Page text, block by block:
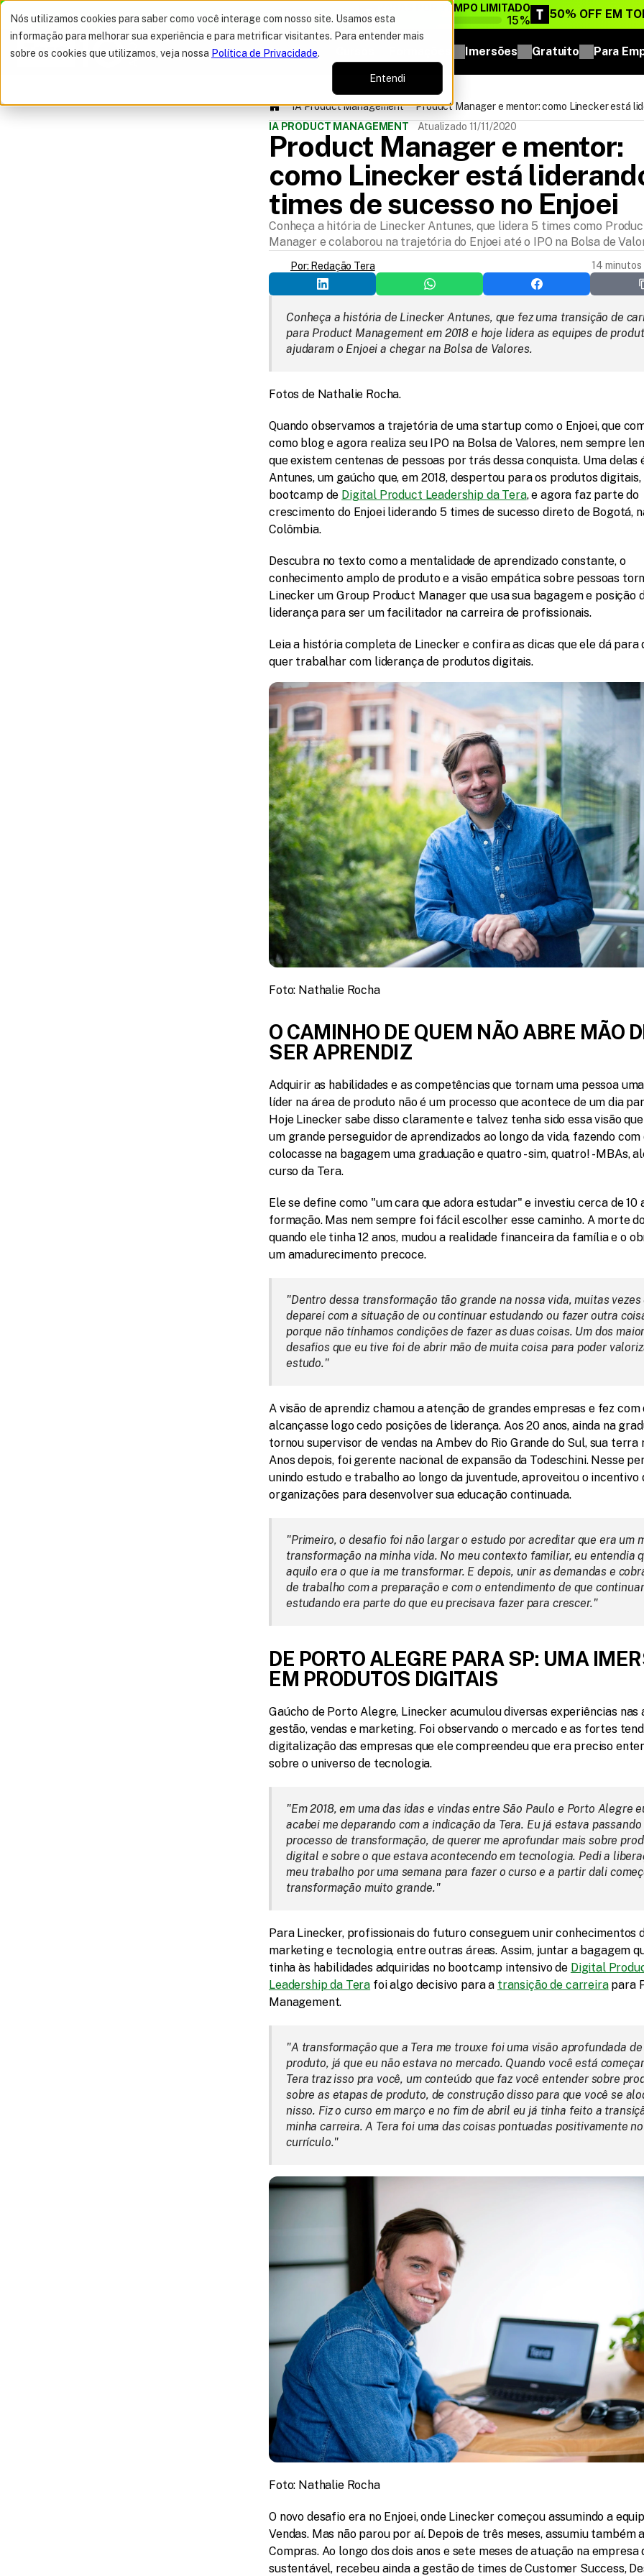
Nós utilizamos cookies para saber como você interage com nosso site. Usamos esta
informação para melhorar sua experiência e para metrificar visitantes. Para entender mais
sobre os cookies que utilizamos, veja nossa Política de Privacidade.
Entendi
Imersões Gratuito Para
MELHOR OFERTA DO ANO VAGAS POR TEMPO LIMITADO
15% 50% OFF EM
IA Product Management
Product Manager e mentor: como Linecker está
times de sucesso no Enjoei
IA PRODUCT MANAGEMENT Atualizado 11/11/2020
Product Manager e mentor:
como Linecker está
times de sucesso no Enjoei
Conheça a hitória de Linecker Antunes, que lidera 5 times como
Manager e colaborou na trajetória do Enjoei até o IPO na Bolsa de
Por: Redação Tera 14
Conheça a história de Linecker Antunes, que fez uma transição de
para Product Management em 2018 e hoje lidera as equipes de
ajudaram o Enjoei a chegar na Bolsa de Valores.
Fotos de Nathalie Rocha.
Quando observamos a trajetória de uma startup como o Enjoei, que
como blog e agora realiza seu IPO na Bolsa de Valores, nem sempre
que existem centenas de pessoas por trás dessa conquista. Uma delas
Antunes, um gaúcho que, em 2018, despertou para os produtos
bootcamp de Digital Product Leadership da Tera, e agora faz parte do
crescimento do Enjoei liderando 5 times de sucesso direto de Bogotá,
Colômbia.
Descubra no texto como a mentalidade de aprendizado constante, o
conhecimento amplo de produto e a visão empática sobre pessoas
Linecker um Group Product Manager que usa sua bagagem e posição
liderança para ser um facilitador na carreira de profissionais.
Leia a história completa de Linecker e confira as dicas que ele dá para
quer trabalhar com liderança de produtos digitais.
Foto: Nathalie Rocha
O CAMINHO DE QUEM NÃO ABRE MÃO
SER APRENDIZ
Adquirir as habilidades e as competências que tornam uma pessoa
líder na área de produto não é um processo que acontece de um dia
Hoje Linecker sabe disso claramente e talvez tenha sido essa visão
um grande perseguidor de aprendizados ao longo da vida, fazendo com
colocasse na bagagem uma graduação e quatro - sim, quatro! - MBAs,
curso da Tera.
Ele se define como "um cara que adora estudar" e investiu cerca de 10
formação. Mas nem sempre foi fácil escolher esse caminho. A morte
quando ele tinha 12 anos, mudou a realidade financeira da família e o
um amadurecimento precoce.
"Dentro dessa transformação tão grande na nossa vida, muitas vezes
deparei com a situação de ou continuar estudando ou fazer outra
porque não tínhamos condições de fazer as duas coisas. Um dos
desafios que eu tive foi de abrir mão de muita coisa para poder
estudo."
A visão de aprendiz chamou a atenção de grandes empresas e fez com
alcançasse logo cedo posições de liderança. Aos 20 anos, ainda na
tornou supervisor de vendas na Ambev do Rio Grande do Sul, sua terra
Anos depois, foi gerente nacional de expansão da Todeschini. Nesse
unindo estudo e trabalho ao longo da juventude, aproveitou o incentivo
organizações para desenvolver sua educação continuada.
"Primeiro, o desafio foi não largar o estudo por acreditar que era um
transformação na minha vida. No meu contexto familiar, eu entendia
aquilo era o que ia me transformar. E depois, unir as demandas e
de trabalho com a preparação e com o entendimento de que continuar
estudando era parte do que eu precisava fazer para crescer."
DE PORTO ALEGRE PARA SP: UMA
EM PRODUTOS DIGITAIS
Gaúcho de Porto Alegre, Linecker acumulou diversas experiências nas
gestão, vendas e marketing. Foi observando o mercado e as fortes
digitalização das empresas que ele compreendeu que era preciso
sobre o universo de tecnologia.
"Em 2018, em uma das idas e vindas entre São Paulo e Porto Alegre
acabei me deparando com a indicação da Tera. Eu já estava
processo de transformação, de querer me aprofundar mais sobre
digital e sobre o que estava acontecendo em tecnologia. Pedi a
meu trabalho por uma semana para fazer o curso e a partir dali
transformação muito grande."
Para Linecker, profissionais do futuro conseguem unir conhecimentos
marketing e tecnologia, entre outras áreas. Assim, juntar a bagagem
tinha às habilidades adquiridas no bootcamp intensivo de Digital
Leadership da Tera foi algo decisivo para a transição de carreira para
Management.
"A transformação que a Tera me trouxe foi uma visão aprofundada de
produto, já que eu não estava no mercado. Quando você está
Tera traz isso pra você, um conteúdo que faz você entender sobre
sobre as etapas de produto, de construção disso para que você se
nisso. Fiz o curso em março e no fim de abril eu já tinha feito a
minha carreira. A Tera foi uma das coisas pontuadas positivamente
currículo."
Foto: Nathalie Rocha
O novo desafio era no Enjoei, onde Linecker começou assumindo a
Vendas. Mas não parou por aí. Depois de três meses, assumiu também
Compras. Ao longo dos dois anos e sete meses de atuação na empresa
sustentável, recebeu ainda a gestão de times de Customer Success,